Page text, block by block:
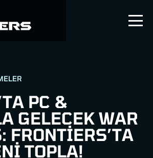
PC &
GELECEK WAR
FRONTIERS’TA
TOPLA!